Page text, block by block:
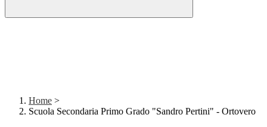
Home >
Scuola Secondaria Primo Grado "Sandro Pertini" - Ortovero